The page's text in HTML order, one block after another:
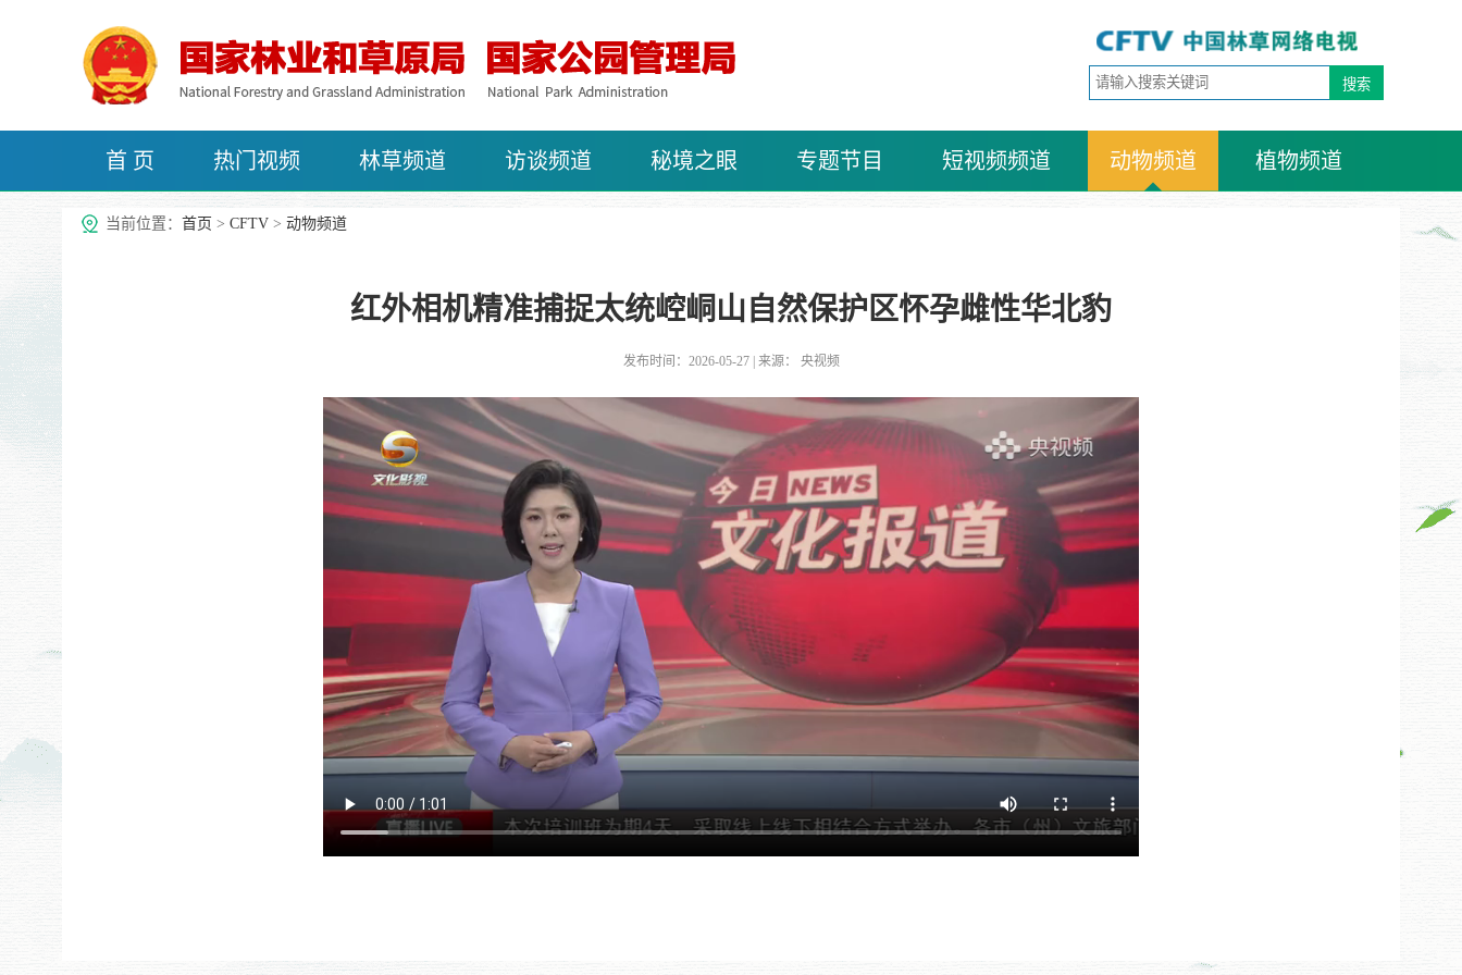
首 页 热门视频 林草频道 访谈频道 秘境之眼 专题节目 短视频频道 动物频道 植物频道
治沙频道
当前位置： 首页 > CFTV > 动物频道
红外相机精准捕捉太统崆峒山自然保护区怀孕雌性华北豹
发布时间：2026-05-27 | 来源： 央视频